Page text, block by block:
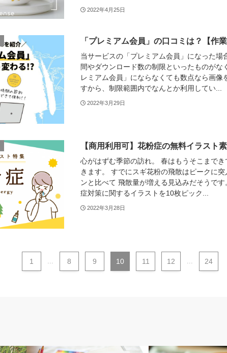
2022年4月25日
「プレミアム会員」の口コミは？【作
当サービスの「プレミアム会員」になった場
間やダウンロード数の制限といったものがな
レミアム会員」にならなくても数点なら画像
すから、制限範囲内でなんとか利用してい...
2022年3月29日
【商用利用可】花粉症の無料イラスト
心がはずむ季節の訪れ。 春はもうそこまで
きます。 すでにスギ花粉の飛散はピークに
ンと比べて 飛散量が増える見込みだそうで
症対策に関するイラストを10枚ピック...
2022年3月28日
1 ... 8 9 10 11 12 ... 24